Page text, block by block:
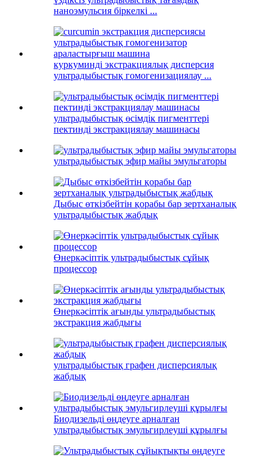
наноэмульсия біркелкі ...
куркуминді экстракциялық дисперсия
ультрадыбыстық гомогенизациялау ...
ультрадыбыстық өсімдік пигменттері
пектинді экстракциялау машинасы
ультрадыбыстық эфир майы эмульгаторы
Дыбыс өткізбейтін қорабы бар зертханалық
ультрадыбыстық жабдық
Өнеркәсіптік ультрадыбыстық сұйық
процессор
Өнеркәсіптік ағынды ультрадыбыстық
экстракция жабдығы
ультрадыбыстық графен дисперсиялық
жабдық
Биодизельді өңдеуге арналған
ультрадыбыстық эмульгирлеуші ​​құрылғы